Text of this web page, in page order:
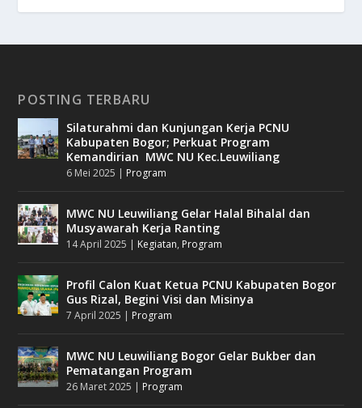
POSTING TERBARU
Silaturahmi dan Kunjungan Kerja PCNU
Kabupaten Bogor; Perkuat Program
Kemandirian MWC NU Kec.Leuwiliang
6 Mei 2025 | Program
MWC NU Leuwiliang Gelar Halal Bihalal dan
Musyawarah Kerja Ranting
14 April 2025 | Kegiatan, Program
Profil Calon Kuat Ketua PCNU Kabupaten Bogor
Gus Rizal, Begini Visi dan Misinya
7 April 2025 | Program
MWC NU Leuwiliang Bogor Gelar Bukber dan
Pematangan Program
26 Maret 2025 | Program